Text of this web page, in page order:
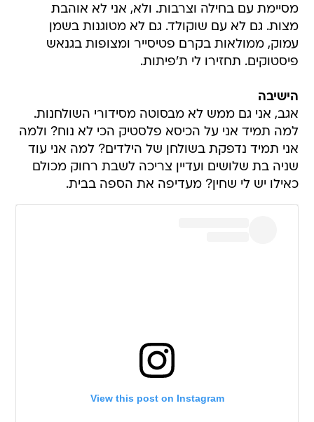
מסיימת עם בחילה וצרבות. ולא, אני לא אוהבת
מצות. גם לא עם שוקולד. גם לא מטוגנות בשמן
עמוק, ממולאות בקרם פטיסייר ומצופות בגנאש
פיסטוקים. תחזירו לי ת'פיתות.
הישיבה
אגב, אני גם ממש לא מבסוטה מסידורי השולחנות.
למה תמיד אני על הכיסא פלסטיק הכי לא נוח? ולמה
אני תמיד נדפקת בשולחן של הילדים? למה אני עוד
שניה בת שלושים ועדיין צריכה לשבת רחוק מכולם
כאילו יש לי שחין? מעדיפה את הספה בבית.
View this post on Instagram